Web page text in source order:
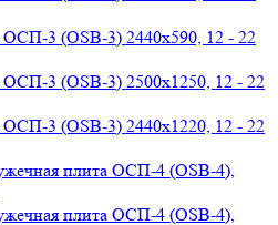
3 (OSB-3) 2440х590, 12 - 22
3 (OSB-3) 2500х1250, 12 - 22
3 (OSB-3) 2440х1220, 12 - 22
плита ОСП-4 (OSB-4),
плита ОСП-4 (OSB-4),